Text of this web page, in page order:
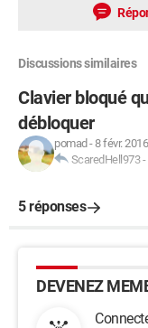
Discussions similaires
Clavier bloqué
débloquer
pomad -8 févr.
ScaredHell973-
5 réponses
DEVENEZ